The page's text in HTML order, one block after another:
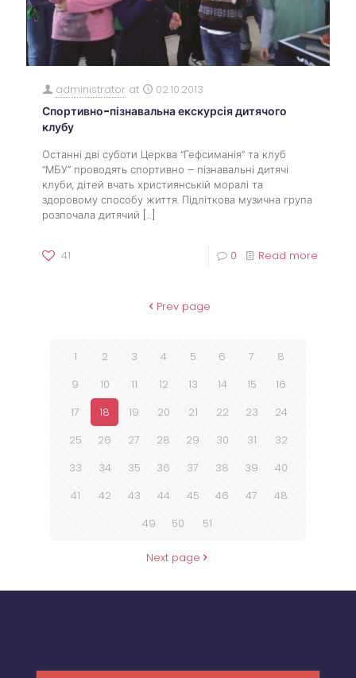
administrator at 02.10.2013
Спортивно-пізнавальна екскурсія дитячого
клубу
Останні дві суботи Церква “Гефсиманія” та клуб
“МБУ” проводять спортивно – пізнавальні дитячі
клуби, дітей вчать християнській моралі та
здоровому способу життя. Підліткова музична група
розпочала дитячий […]
41 0 Read more
Prev page
1 2 3 4 5 6 7
8
9
10 11 12 13 14 15
16
17
18 19 20 21 22 23
24
25
26 27 28 29 30 31
32
33
34 35 36 37 38 39
40
41
42 43 44 45 46 47
48
49
50 51
Next page